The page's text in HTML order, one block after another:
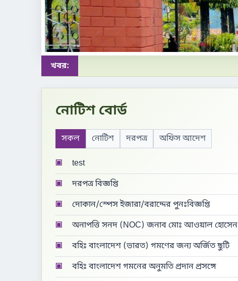
সৈয়দপুর ক্যান্টনমেন্ট বোর্ড সৈয়দপুর।
খবর:
নোটিশ বোর্ড
সকল নোটিশ দরপত্র অফিস আদেশ
▣ test
▣ দরপত্র বিজ্ঞপ্তি
▣ দোকান/স্পেস ইজারা/বরাদ্দের পুনঃবিজ্ঞপ্তি
▣ অনাপত্তি সনদ (NOC) জনাব মোঃ আওয়াল হোসেন
▣ বহিঃ বাংলাদেশ (ভারত) গমণের জন্য অর্জিত ছুটি
▣ বহিঃ বাংলাদেশ গমনের অনুমতি প্রদান প্রসঙ্গে